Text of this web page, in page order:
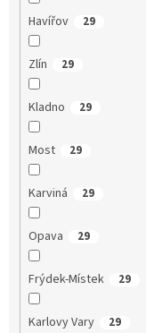
Havířov 29
Zlín 29
Kladno 29
Most 29
Karviná 29
Opava 29
Frýdek-Místek 29
Karlovy Vary 29